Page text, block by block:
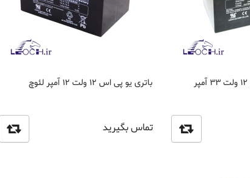
باتری ویلچر برقی لئوچ 12 ولت 33 آمپر
باتری یو پی اس 12 ولت 12 آمپر لئوچ
تماس بگیرید